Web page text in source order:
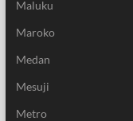
Maluku
Maroko
Medan
Mesuji
Metro